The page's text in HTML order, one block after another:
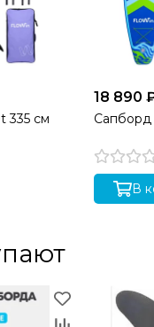
клипса).
ПВХ).
335 см
18 890
Сапборд
В